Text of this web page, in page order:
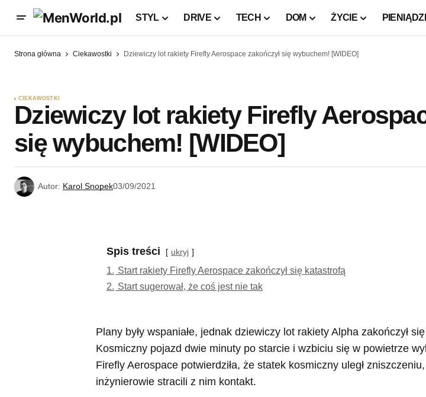
STYL DRIVE TECH DOM ŻYCIE
Strona główna Ciekawostki Dziewiczy lot rakiety Firefly Aerospace zakończył się wybuchem! [WIDEO]
CIEKAWOSTKI
Dziewiczy lot rakiety Firefly
się wybuchem! [WIDEO]
Autor: Karol Snopek03/09/2021
Spis treści ukryj
1. Start rakiety Firefly Aerospace zakończył się katastrofą
2. Start sugerował, że coś jest nie tak
Plany były wspaniałe, jednak dziewiczy lot rakiety Alpha zakończył
Kosmiczny pojazd dwie minuty po starcie i wzbiciu się w powietrze
Firefly Aerospace potwierdziła, że statek kosmiczny uległ
inżynierowie stracili z nim kontakt.